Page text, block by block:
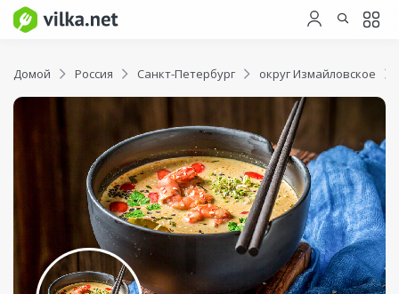
Домой Россия Санкт-Петербург округ Измайловское